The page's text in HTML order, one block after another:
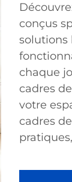
conçus
solutions
chaque
cadres
votre
cadres